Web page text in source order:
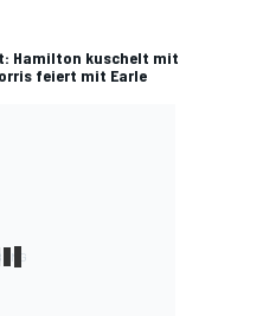
Hamilton kuschelt mit
feiert mit Earle